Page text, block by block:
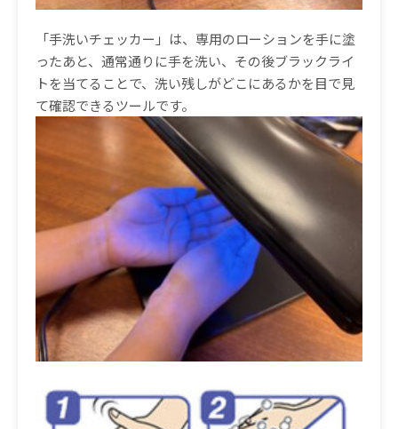
「手洗いチェッカー」は、専用のローションを手に塗
ったあと、通常通りに手を洗い、その後ブラックライ
トを当てることで、洗い残しがどこにあるかを目で見
て確認できるツールです。